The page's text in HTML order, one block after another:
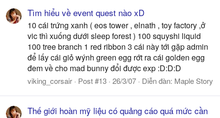
Tìm hiểu về event quest nào xD
10 cái trứng xanh ( eos tower , elnath , toy factory ,ở
vic thì xuống dưới sleep forest ) 100 squyshi liquid
100 tree branch 1 red ribbon 3 cái này tới gặp admin
để lấy cái giỏ wýnh green egg rớt ra cái golden egg
đem về cho mad bunny đổi được exp :D:D:D
viking_corsair Post #13 26/3/07 Diễn đàn: Maple Story
Thế giới hoàn mỹ liệu có quảng cáo quá mức cần